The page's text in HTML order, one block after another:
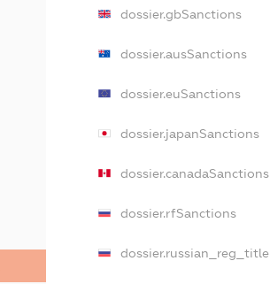
dossier.gbSanctions
dossier.ausSanctions
dossier.euSanctions
dossier.japanSanctions
dossier.canadaSanctions
dossier.rfSanctions
dossier.russian_reg_title